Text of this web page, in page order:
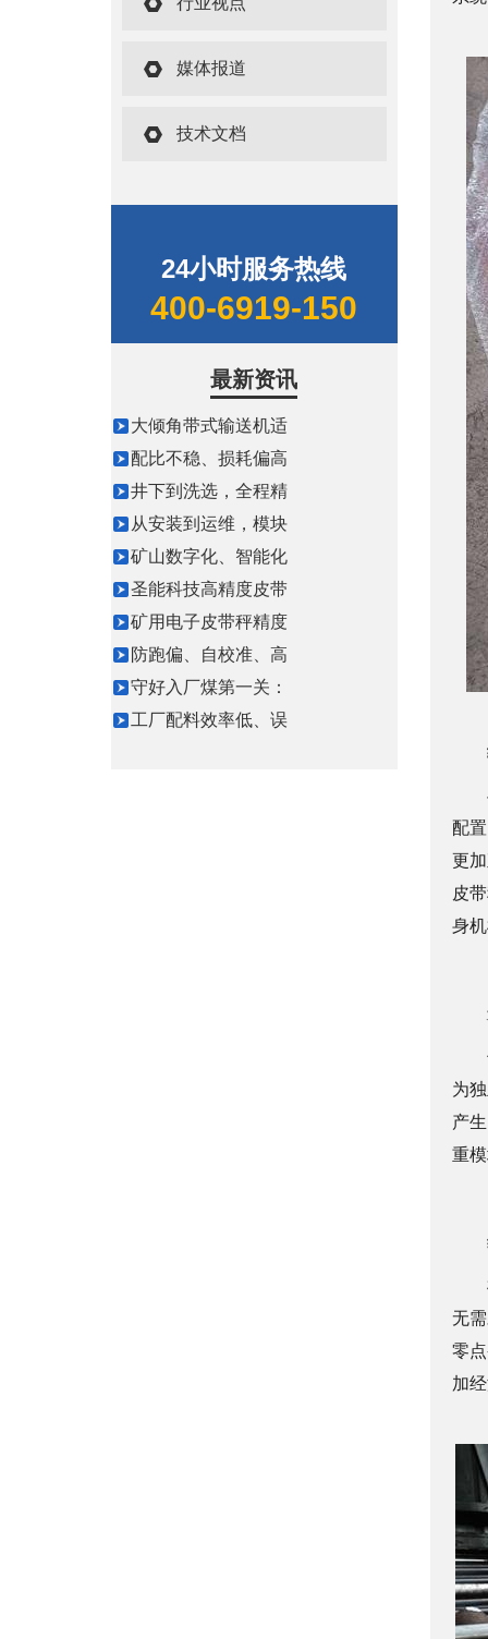
媒体报道
技术文档
24小时服务热线
400-6919-150
最新资讯
大倾角带式输送机适
配比不稳、损耗偏高
井下到洗选，全程精
从安装到运维，模块
矿山数字化、智能化
圣能科技高精度皮带
矿用电子皮带秤精度
防跑偏、自校准、高
守好入厂煤第一关：
工厂配料效率低、误
配
更
皮
身
为
产
重
无
零
加